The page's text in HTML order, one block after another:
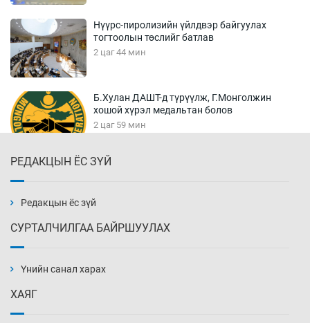
Нүүрс-пиролизийн үйлдвэр байгуулах
тогтоолын төслийг батлав
2 цаг 44 мин
Б.Хулан ДАШТ-д түрүүлж, Г.Монголжин
хошой хүрэл медальтан болов
2 цаг 59 мин
3 цаг 14 мин
3 цаг 44 мин
РЕДАКЦЫН ЁС ЗҮЙ
Редакцын ёс зүй
СУРТАЛЧИЛГАА БАЙРШУУЛАХ
Үнийн санал харах
ХАЯГ